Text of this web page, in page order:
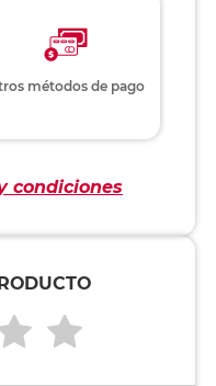
métodos de pago
condiciones